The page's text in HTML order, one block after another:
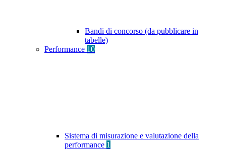
Bandi di concorso (da pubblicare in
tabelle)
Performance 10
Sistema di misurazione e valutazione della
performance 1